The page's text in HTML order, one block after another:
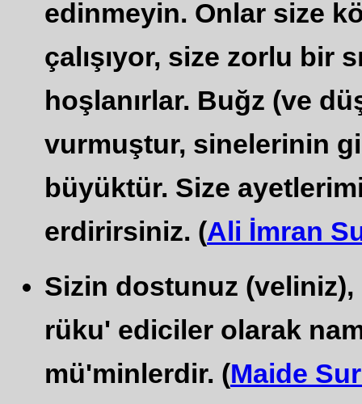
edinmeyin. Onlar size
çalışıyor, size zorlu bir
hoşlanırlar. Buğz (ve
vurmuştur, sinelerinin
büyüktür. Size
erdirirsiniz. (Ali İmran
Sizin dostunuz
rüku' ediciler olarak
mü'minlerdir. (Maide